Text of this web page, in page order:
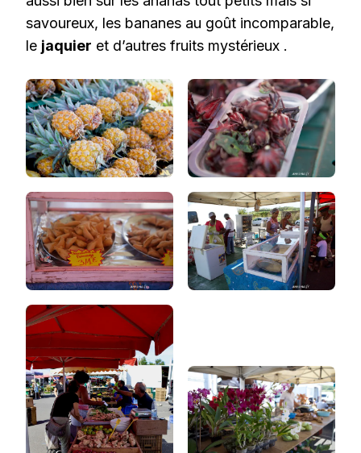
savoureux, les bananes au goût incomparable,
le jaquier et d’autres fruits mystérieux .